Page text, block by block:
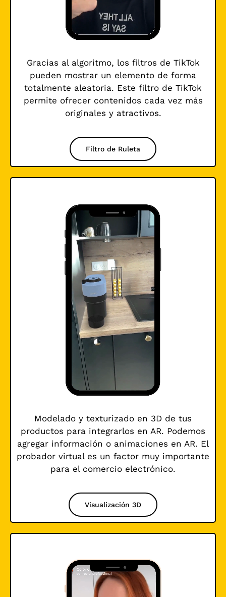
Gracias al algoritmo, los filtros de TikTok
pueden mostrar un elemento de forma
totalmente aleatoria. Este filtro de TikTok
permite ofrecer contenidos cada vez más
originales y atractivos.
Filtro de Ruleta
Modelado y texturizado en 3D de tus
productos para integrarlos en AR. Podemos
agregar información o animaciones en AR. El
probador virtual es un factor muy importante
para el comercio electrónico.
Visualización 3D